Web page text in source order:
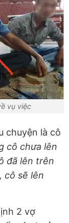
vụ việc
chuyện là cô
cô chưa lên
đã lên trên
cô sẽ lên
2 vợ